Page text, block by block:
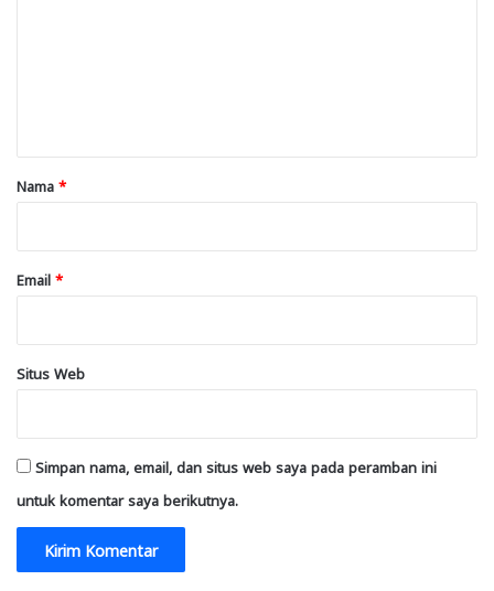
rNama *
Email *
Situs Web
Simpan nama, email, dan situs web saya pada peramban ini
untuk komentar saya berikutnya.